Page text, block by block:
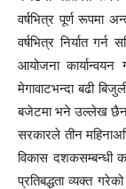
वर्षभित्र पूर्ण रूपमा
वर्षभित्र निर्यात
आयोजना
मेगावाटभन्दा बढी
बजेटमा भने उल्लेख
सरकारले तीन
विकास दशकसम्बन्धी
प्रतिबद्धता व्यक्त